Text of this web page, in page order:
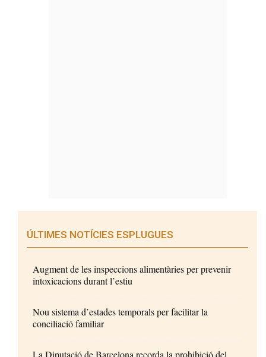
ÚLTIMES NOTÍCIES ESPLUGUES
Augment de les inspeccions alimentàries per prevenir
intoxicacions durant l’estiu
Nou sistema d’estades temporals per facilitar la
conciliació familiar
La Diputació de Barcelona recorda la prohibició del